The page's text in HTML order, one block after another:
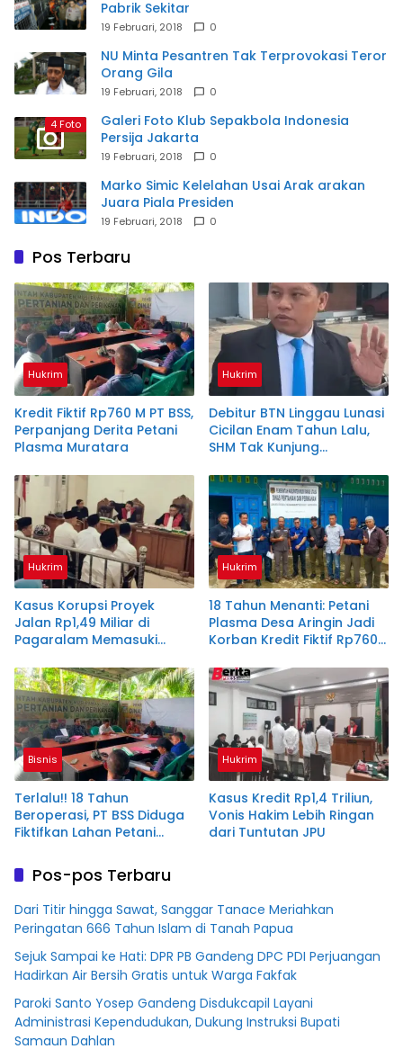
Pabrik Sekitar
19 Februari, 2018 0
NU Minta Pesantren Tak Terprovokasi Teror
Orang Gila
19 Februari, 2018 0
4 Foto
Galeri Foto Klub Sepakbola Indonesia
Persija Jakarta
19 Februari, 2018 0
Marko Simic Kelelahan Usai Arak arakan
Juara Piala Presiden
19 Februari, 2018 0
Pos Terbaru
Hukrim
Kredit Fiktif Rp760 M PT BSS,
Perpanjang Derita Petani
Plasma Muratara
Hukrim
Debitur BTN Linggau Lunasi
Cicilan Enam Tahun Lalu,
SHM Tak Kunjung
Hukrim
Kasus Korupsi Proyek
Jalan Rp1,49 Miliar di
Pagaralam Memasuki
Terdakwa Dituntut 2,5
Tahun Penjara
Hukrim
18 Tahun Menanti: Petani
Plasma Desa Aringin Jadi
Korban Kredit Fiktif Rp760
Bisnis
Terlalu!! 18 Tahun
Beroperasi, PT BSS Diduga
Fiktifkan Lahan Petani
Hukrim
Kasus Kredit Rp1,4 Triliun,
Vonis Hakim Lebih Ringan
dari Tuntutan JPU
Pos-pos Terbaru
Dari Titir hingga Sawat, Sanggar Tanace Meriahkan
Peringatan 666 Tahun Islam di Tanah Papua
Sejuk Sampai ke Hati: DPR PB Gandeng DPC PDI Perjuangan
Hadirkan Air Bersih Gratis untuk Warga Fakfak
Paroki Santo Yosep Gandeng Disdukcapil Layani
Administrasi Kependudukan, Dukung Instruksi Bupati
Samaun Dahlan